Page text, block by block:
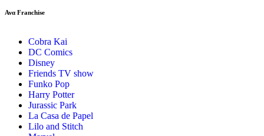
Ανα Franchise
Cobra Kai
DC Comics
Disney
Friends TV show
Funko Pop
Harry Potter
Jurassic Park
La Casa de Papel
Lilo and Stitch